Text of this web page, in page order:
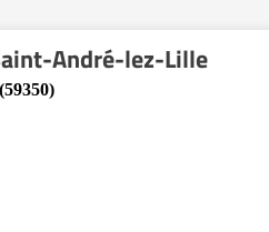
André-lez-Lille